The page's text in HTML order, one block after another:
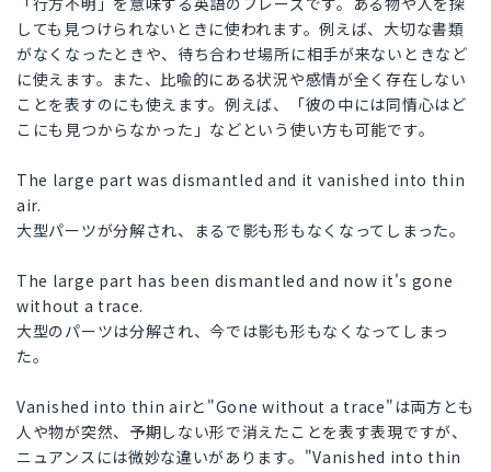
しても見つけられないときに使われます。例えば、大切な書類
がなくなったときや、待ち合わせ場所に相手が来ないときなど
に使えます。また、比喩的にある状況や感情が全く存在しない
ことを表すのにも使えます。例えば、「彼の中には同情心はど
こにも見つからなかった」などという使い方も可能です。
The large part was dismantled and it vanished into thin
air.
大型パーツが分解され、まるで影も形もなくなってしまった。
The large part has been dismantled and now it's gone
without a trace.
大型のパーツは分解され、今では影も形もなくなってしまっ
た。
Vanished into thin airと"Gone without a trace"は両方とも
人や物が突然、予期しない形で消えたことを表す表現ですが、
ニュアンスには微妙な違いがあります。"Vanished into thin